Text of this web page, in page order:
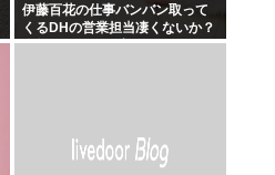
伊藤百花の仕事バンバン取って
くるDHの営業担当凄くないか？
今年のボーナス凄いことになり